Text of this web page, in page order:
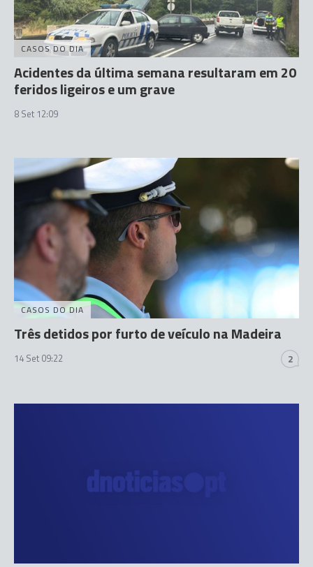
CASOS DO DIA
Acidentes da última semana resultaram em 20
feridos ligeiros e um grave
8 Set 12:09
CASOS DO DIA
Três detidos por furto de veículo na Madeira
14 Set 09:22 2